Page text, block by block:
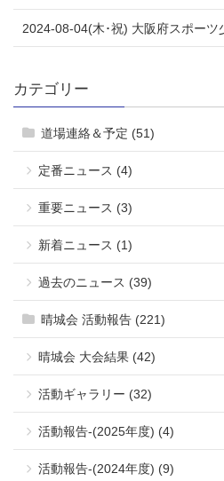
2024-08-04(木･祝) 大阪府スポーツ
カテゴリー
道場連絡＆予定 (51)
定番ニュース (4)
重要ニュース (3)
新着ニュース (1)
過去のニュース (39)
晴城会 活動報告 (221)
晴城会 大会結果 (42)
活動ギャラリー (32)
活動報告-(2025年度) (4)
活動報告-(2024年度) (9)